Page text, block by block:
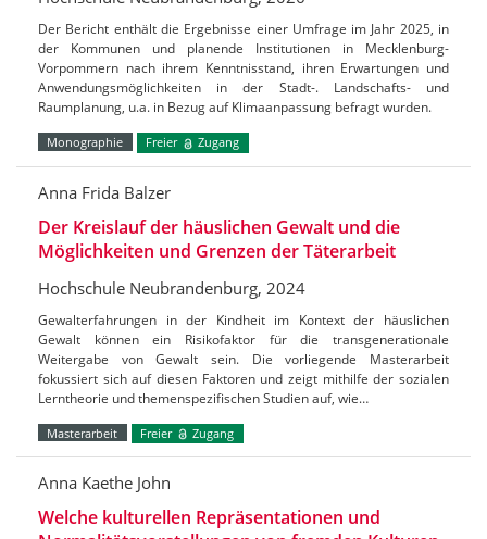
Der Bericht enthält die Ergebnisse einer Umfrage im Jahr 2025, in
der Kommunen und planende Institutionen in Mecklenburg-
Vorpommern nach ihrem Kenntnisstand, ihren Erwartungen und
Anwendungsmöglichkeiten in der Stadt-. Landschafts- und
Raumplanung, u.a. in Bezug auf Klimaanpassung befragt wurden.
Monographie Freier Zugang
Anna Frida Balzer
Der Kreislauf der häuslichen Gewalt und die
Möglichkeiten und Grenzen der Täterarbeit
Hochschule Neubrandenburg, 2024
Gewalterfahrungen in der Kindheit im Kontext der häuslichen
Gewalt können ein Risikofaktor für die transgenerationale
Weitergabe von Gewalt sein. Die vorliegende Masterarbeit
fokussiert sich auf diesen Faktoren und zeigt mithilfe der sozialen
Lerntheorie und themenspezifischen Studien auf, wie…
Masterarbeit Freier Zugang
Anna Kaethe John
Welche kulturellen Repräsentationen und